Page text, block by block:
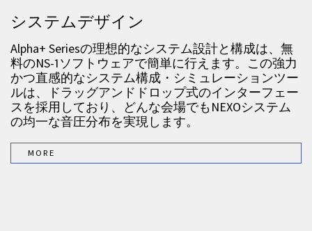
システムデザイン
Alpha+ Seriesの理想的なシステム設計と構成は、無
料のNS-1ソフトウェアで簡単に行えます。この強力
かつ直感的なシステム構成・シミュレーションツー
ルは、ドラッグアンドドロップ式のインターフェー
スを採用しており、どんな会場でもNEXOシステム
の均一な音圧分布を実現します。
MORE